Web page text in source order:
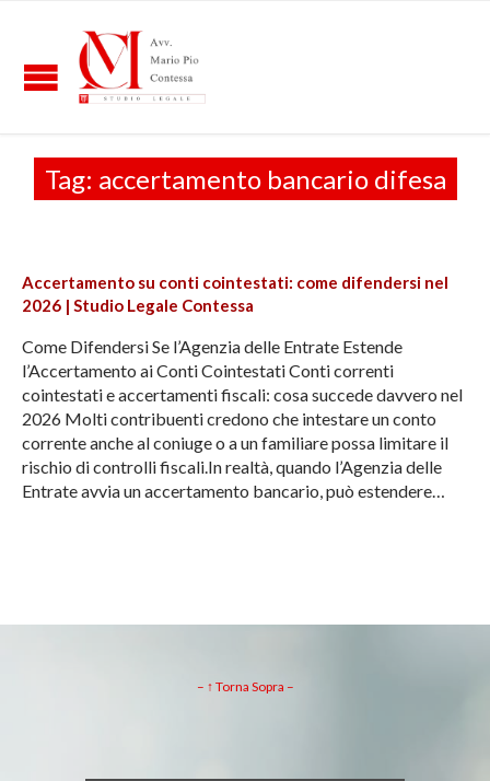
Tag: accertamento bancario difesa
Accertamento su conti cointestati: come difendersi nel
2026 | Studio Legale Contessa
Come Difendersi Se l’Agenzia delle Entrate Estende
l’Accertamento ai Conti Cointestati Conti correnti
cointestati e accertamenti fiscali: cosa succede davvero nel
2026 Molti contribuenti credono che intestare un conto
corrente anche al coniuge o a un familiare possa limitare il
rischio di controlli fiscali.In realtà, quando l’Agenzia delle
Entrate avvia un accertamento bancario, può estendere…
– ↑ Torna Sopra –